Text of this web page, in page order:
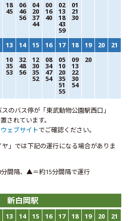
18
45
06
46
56
04
20
37
44
00
16
40
02
13
18
43
59
01
21
30
13 14 15 16 17 18 19 20 21
10
35
53
32
48
56
12
30
35
52
08
34
47
54
05
10
20
35
51
55
09
13
22
30
54
20
のバス停が「東武動物公園駅西口」
されています。
ェブサイトでご確認ください。
」では下記の運行になる場合がありま
間隔、▲＝約15分間隔で運行
新白岡駅
13 14 15 16 17 18 19 20 21